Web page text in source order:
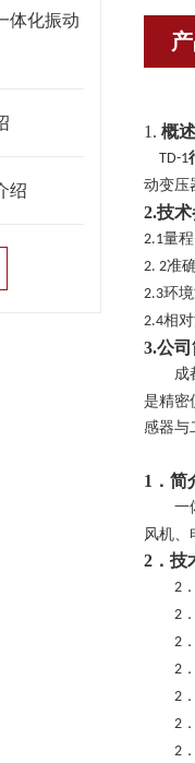
体化振动
绍
1. 概述
TD-1
动变压
2.技
2.1量
2. 2准
2.3环
2.4相
3.公
成
是精密
感器与
1．简
一
风机
2 ． 技
2
2
2
2
2
2
2